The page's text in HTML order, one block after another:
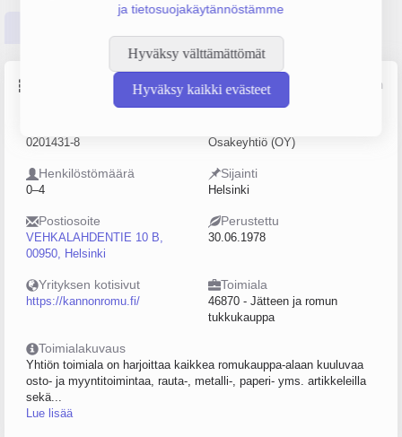
ja tietosuojakäytännöstämme
Hyväksy välttämättömät
Hyväksy kaikki evästeetLähde: YTJ, PRH, Traficom
0201431-8 Osakeyhtiö (OY)
Henkilöstömäärä
0–4
Sijainti
Helsinki
Postiosoite
VEHKALAHDENTIE 10 B,
00950, Helsinki
Perustettu
30.06.1978
Yrityksen kotisivut
https://kannonromu.fi/
Toimiala
46870 - Jätteen ja romun
tukkukauppa
Toimialakuvaus
Yhtiön toimiala on harjoittaa kaikkea romukauppa-alaan kuuluvaa
osto- ja myyntitoimintaa, rauta-, metalli-, paperi- yms. artikkeleilla
sekä...
Lue lisää